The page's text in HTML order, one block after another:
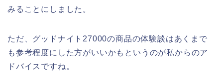
みることにしました。
ただ、グッドナイト27000の商品の体験談はあくまで
も参考程度にした方がいいかもというのが私からのア
ドバイスですね。